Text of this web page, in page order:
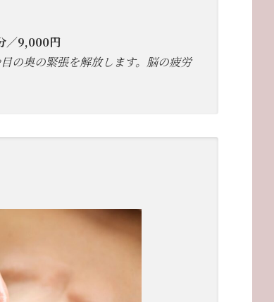
／9,000円
の奥の緊張を解放します。脳の疲労